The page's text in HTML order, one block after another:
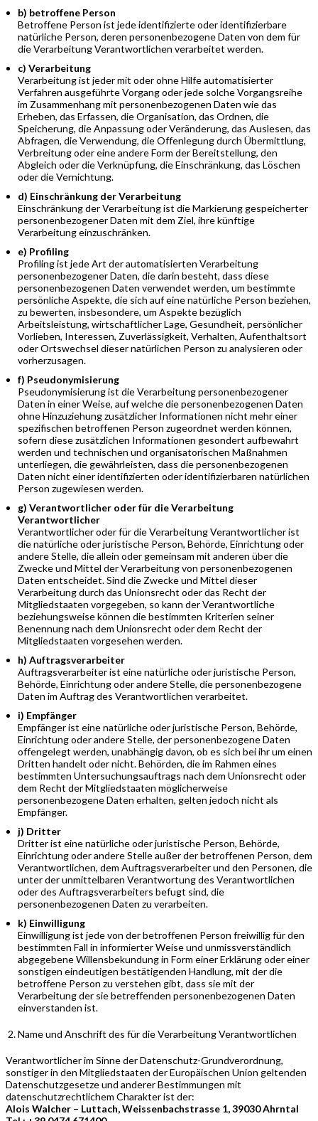
b) betroffene Person
Betroffene Person ist jede identifizierte oder identifizierbare
natürliche Person, deren personenbezogene Daten von dem für
die Verarbeitung Verantwortlichen verarbeitet werden.
c) Verarbeitung
Verarbeitung ist jeder mit oder ohne Hilfe automatisierter
Verfahren ausgeführte Vorgang oder jede solche Vorgangsreihe
im Zusammenhang mit personenbezogenen Daten wie das
Erheben, das Erfassen, die Organisation, das Ordnen, die
Speicherung, die Anpassung oder Veränderung, das Auslesen, das
Abfragen, die Verwendung, die Offenlegung durch Übermittlung,
Verbreitung oder eine andere Form der Bereitstellung, den
Abgleich oder die Verknüpfung, die Einschränkung, das Löschen
oder die Vernichtung.
d) Einschränkung der Verarbeitung
Einschränkung der Verarbeitung ist die Markierung gespeicherter
personenbezogener Daten mit dem Ziel, ihre künftige
Verarbeitung einzuschränken.
e) Profiling
Profiling ist jede Art der automatisierten Verarbeitung
personenbezogener Daten, die darin besteht, dass diese
personenbezogenen Daten verwendet werden, um bestimmte
persönliche Aspekte, die sich auf eine natürliche Person beziehen,
zu bewerten, insbesondere, um Aspekte bezüglich
Arbeitsleistung, wirtschaftlicher Lage, Gesundheit, persönlicher
Vorlieben, Interessen, Zuverlässigkeit, Verhalten, Aufenthaltsort
oder Ortswechsel dieser natürlichen Person zu analysieren oder
vorherzusagen.
f) Pseudonymisierung
Pseudonymisierung ist die Verarbeitung personenbezogener
Daten in einer Weise, auf welche die personenbezogenen Daten
ohne Hinzuziehung zusätzlicher Informationen nicht mehr einer
spezifischen betroffenen Person zugeordnet werden können,
sofern diese zusätzlichen Informationen gesondert aufbewahrt
werden und technischen und organisatorischen Maßnahmen
unterliegen, die gewährleisten, dass die personenbezogenen
Daten nicht einer identifizierten oder identifizierbaren natürlichen
Person zugewiesen werden.
g) Verantwortlicher oder für die Verarbeitung
Verantwortlicher
Verantwortlicher oder für die Verarbeitung Verantwortlicher ist
die natürliche oder juristische Person, Behörde, Einrichtung oder
andere Stelle, die allein oder gemeinsam mit anderen über die
Zwecke und Mittel der Verarbeitung von personenbezogenen
Daten entscheidet. Sind die Zwecke und Mittel dieser
Verarbeitung durch das Unionsrecht oder das Recht der
Mitgliedstaaten vorgegeben, so kann der Verantwortliche
beziehungsweise können die bestimmten Kriterien seiner
Benennung nach dem Unionsrecht oder dem Recht der
Mitgliedstaaten vorgesehen werden.
h) Auftragsverarbeiter
Auftragsverarbeiter ist eine natürliche oder juristische Person,
Behörde, Einrichtung oder andere Stelle, die personenbezogene
Daten im Auftrag des Verantwortlichen verarbeitet.
i) Empfänger
Empfänger ist eine natürliche oder juristische Person, Behörde,
Einrichtung oder andere Stelle, der personenbezogene Daten
offengelegt werden, unabhängig davon, ob es sich bei ihr um einen
Dritten handelt oder nicht. Behörden, die im Rahmen eines
bestimmten Untersuchungsauftrags nach dem Unionsrecht oder
dem Recht der Mitgliedstaaten möglicherweise
personenbezogene Daten erhalten, gelten jedoch nicht als
Empfänger.
j) Dritter
Dritter ist eine natürliche oder juristische Person, Behörde,
Einrichtung oder andere Stelle außer der betroffenen Person, dem
Verantwortlichen, dem Auftragsverarbeiter und den Personen, die
unter der unmittelbaren Verantwortung des Verantwortlichen
oder des Auftragsverarbeiters befugt sind, die
personenbezogenen Daten zu verarbeiten.
k) Einwilligung
Einwilligung ist jede von der betroffenen Person freiwillig für den
bestimmten Fall in informierter Weise und unmissverständlich
abgegebene Willensbekundung in Form einer Erklärung oder einer
sonstigen eindeutigen bestätigenden Handlung, mit der die
betroffene Person zu verstehen gibt, dass sie mit der
Verarbeitung der sie betreffenden personenbezogenen Daten
einverstanden ist.
Name und Anschrift des für die Verarbeitung Verantwortlichen
Verantwortlicher im Sinne der Datenschutz-Grundverordnung,
sonstiger in den Mitgliedstaaten der Europäischen Union geltenden
Datenschutzgesetze und anderer Bestimmungen mit
datenschutzrechtlichem Charakter ist der:
Alois Walcher – Luttach, Weissenbachstrasse 1, 39030 Ahrntal